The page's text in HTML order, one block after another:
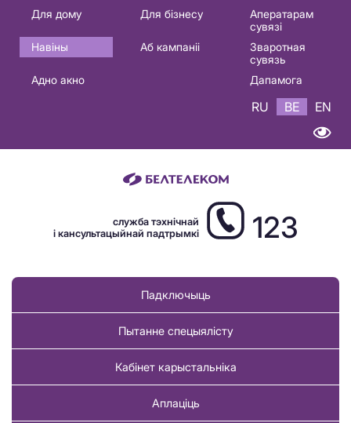
Основная
навигация
BE
Для дому Для бізнесу
Аператарам
сувязі
Навіны
Аб кампаніі
Зваротная
сувязь
Адно акно
Дапамога
RU BE EN
служба тэхнічнай
і кансультацыйнай падтрымкі
123
Падключыць
Пытанне спецыялісту
Кабінет карыстальніка
Аплаціць